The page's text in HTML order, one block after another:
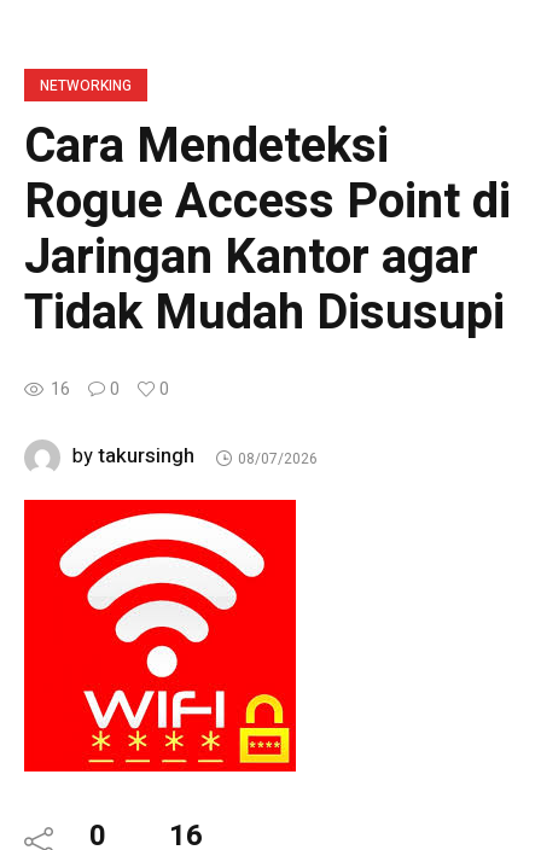
NETWORKING
Cara Mendeteksi
Rogue Access Point di
Jaringan Kantor agar
Tidak Mudah Disusupi
16 0 0
bytakursingh 08/07/2026
0 16